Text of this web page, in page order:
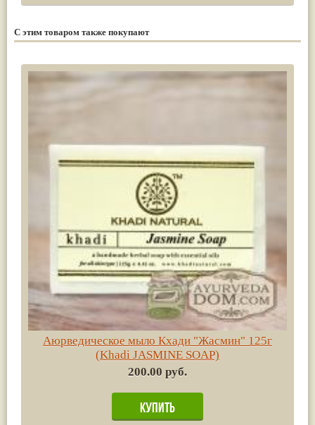
С этим товаром также покупают
Аюрведическое мыло Кхади "Жасмин" 125г
(Khadi JASMINE SOAP)
200.00 руб.